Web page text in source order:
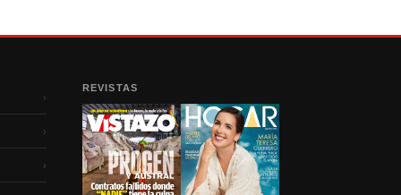
›
›
›
REVISTAS